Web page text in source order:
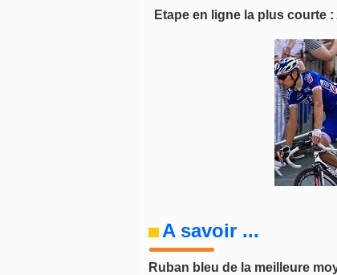
Etape en ligne la plus courte
A savoir ...
Ruban bleu de la meilleure